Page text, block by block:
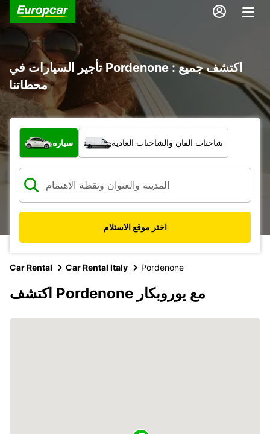
تأجير السيارات في Pordenone : اكتشف جميع
محطاتنا
ما نوع المركبة؟
سيارة شاحنات الفان والشاحنات العادية
اختر موقع الاستلام
Car Rental Car Rental Italy Pordenone
اكتشف Pordenone مع يوروبكار